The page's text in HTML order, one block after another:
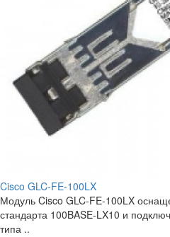
Cisco GLC-FE-100LX
Модуль Cisco GLC-FE-100LX
стандарта 100BASE-LX10 и
типа ..